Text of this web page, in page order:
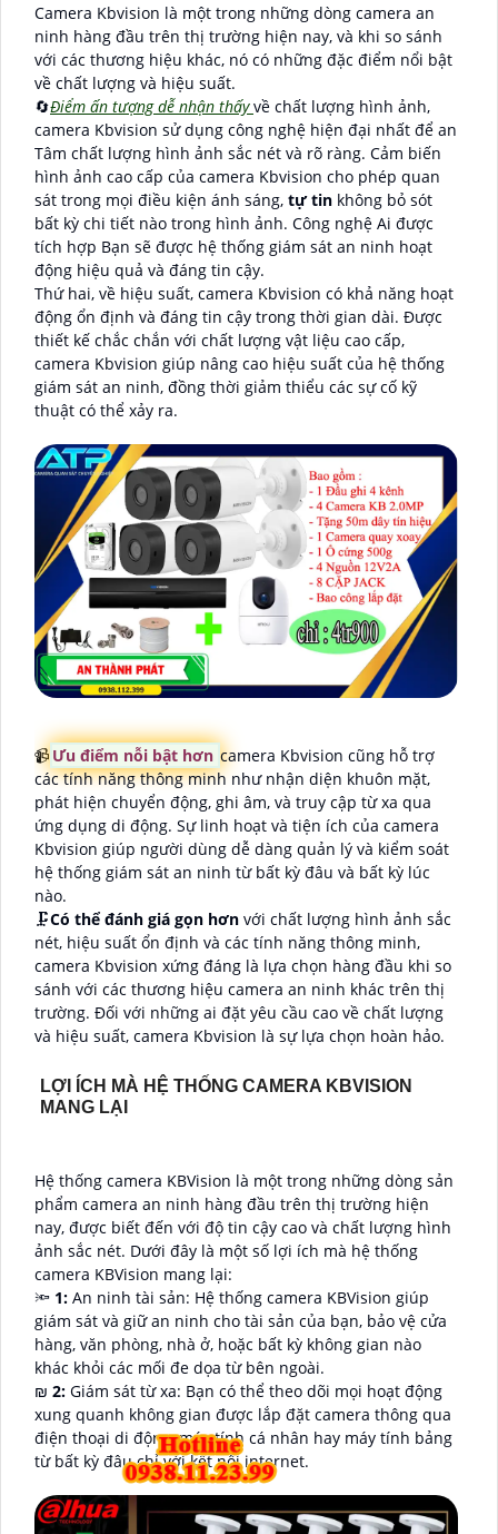
Camera Kbvision là một trong những dòng camera an
ninh hàng đầu trên thị trường hiện nay, và khi so sánh
với các thương hiệu khác, nó có những đặc điểm nổi bật
về chất lượng và hiệu suất.
🔄Điểm ấn tượng dễ nhận thấyvề chất lượng hình ảnh,
camera Kbvision sử dụng công nghệ hiện đại nhất để an
Tâm chất lượng hình ảnh sắc nét và rõ ràng. Cảm biến
hình ảnh cao cấp của camera Kbvision cho phép quan
sát trong mọi điều kiện ánh sáng, tự tin không bỏ sót
bất kỳ chi tiết nào trong hình ảnh. Công nghệ Ai được
tích hợp Bạn sẽ được hệ thống giám sát an ninh hoạt
động hiệu quả và đáng tin cậy.
Thứ hai, về hiệu suất, camera Kbvision có khả năng hoạt
động ổn định và đáng tin cậy trong thời gian dài. Được
thiết kế chắc chắn với chất lượng vật liệu cao cấp,
camera Kbvision giúp nâng cao hiệu suất của hệ thống
giám sát an ninh, đồng thời giảm thiểu các sự cố kỹ
thuật có thể xảy ra.
📹 Ưu điểm nỗi bật hơn camera Kbvision cũng hỗ trợ
các tính năng thông minh như nhận diện khuôn mặt,
phát hiện chuyển động, ghi âm, và truy cập từ xa qua
ứng dụng di động. Sự linh hoạt và tiện ích của camera
Kbvision giúp người dùng dễ dàng quản lý và kiểm soát
hệ thống giám sát an ninh từ bất kỳ đâu và bất kỳ lúc
nào.
🗜️Có thể đánh giá gọn hơn với chất lượng hình ảnh sắc
nét, hiệu suất ổn định và các tính năng thông minh,
camera Kbvision xứng đáng là lựa chọn hàng đầu khi so
sánh với các thương hiệu camera an ninh khác trên thị
trường. Đối với những ai đặt yêu cầu cao về chất lượng
và hiệu suất, camera Kbvision là sự lựa chọn hoàn hảo.
LỢI ÍCH MÀ HỆ THỐNG CAMERA KBVISION
MANG LẠI
Hệ thống camera KBVision là một trong những dòng sản
phẩm camera an ninh hàng đầu trên thị trường hiện
nay, được biết đến với độ tin cậy cao và chất lượng hình
ảnh sắc nét. Dưới đây là một số lợi ích mà hệ thống
camera KBVision mang lại:
🔦 1: An ninh tài sản: Hệ thống camera KBVision giúp
giám sát và giữ an ninh cho tài sản của bạn, bảo vệ cửa
hàng, văn phòng, nhà ở, hoặc bất kỳ không gian nào
khác khỏi các mối đe dọa từ bên ngoài.
₪ 2: Giám sát từ xa: Bạn có thể theo dõi mọi hoạt động
xung quanh không gian được lắp đặt camera thông qua
điện thoại di động, máy tính cá nhân hay máy tính bảng
từ bất kỳ đâu chỉ với kết nối internet.